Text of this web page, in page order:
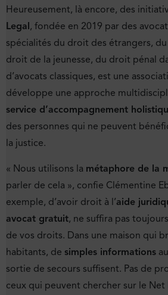
Heureusement, là encore, des
Legal, fondée en 2019 par des
spécialités du droit des étrangers,
droit de la jeunesse, du droit pénal
d’avocats classiques, est une
développe une approche
service d’accompagnement
des personnes qui ne peuvent
la justice.
« Nous utilisons la métaphore de la
parler de cela », confie Clémentine
exemple, d’avoir droit à l’aide
avocat gratuit, ne suffira pas
de vos droits. Dans une maison qui
habitants, de simples informations
sortie de secours suffisent. Pas de
ceux qui peuvent chercher sur le Net